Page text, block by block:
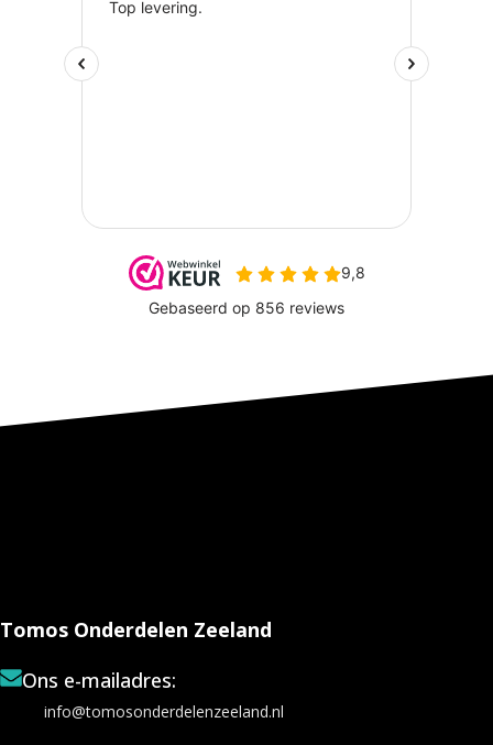
Tomos Onderdelen Zeeland
Ons e-mailadres:
info@tomosonderdelenzeeland.nl